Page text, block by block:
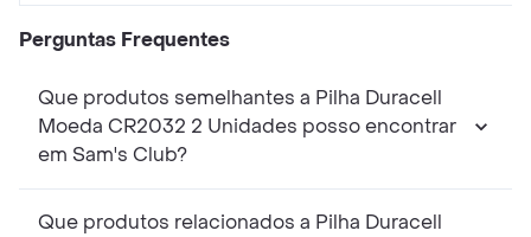
Perguntas Frequentes
Que produtos semelhantes a Pilha Duracell
Moeda CR2032 2 Unidades posso encontrar
em Sam's Club?
Que produtos relacionados a Pilha Duracell